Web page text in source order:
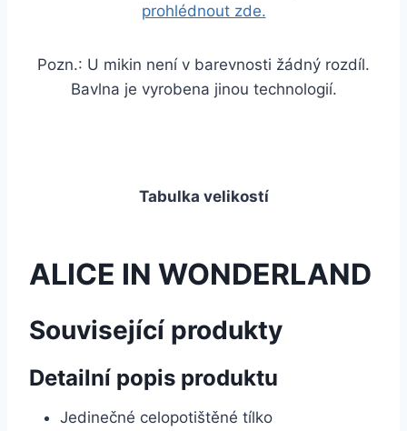
prohlédnout zde.
Pozn.: U mikin není v barevnosti žádný rozdíl.
Bavlna je vyrobena jinou technologií.
Tabulka velikostí
ALICE IN WONDERLAND
Související produkty
Detailní popis produktu
Jedinečné celopotištěné tílko